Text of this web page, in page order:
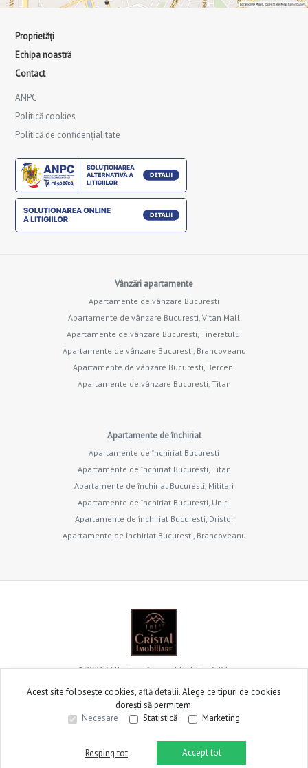
Proprietăți
Echipa noastră
Contact
ANPC
Politică cookies
Politică de confidențialitate
Vânzări apartamente
Apartamente de vânzare Bucuresti
Apartamente de vânzare Bucuresti, Vitan Mall
Apartamente de vânzare Bucuresti, Tineretului
Apartamente de vânzare Bucuresti, Brancoveanu
Apartamente de vânzare Bucuresti, Berceni
Apartamente de vânzare Bucuresti, Titan
Apartamente de închiriat
Apartamente de închiriat Bucuresti
Apartamente de închiriat Bucuresti, Titan
Apartamente de închiriat Bucuresti, Militari
Apartamente de închiriat Bucuresti, Unirii
Apartamente de închiriat Bucuresti, Dristor
Apartamente de închiriat Bucuresti, Brancoveanu
©2026Millenium General Holding S.R.L.
Site creat în
Acest site folosește cookies, află detalii.Alege ce tipuri de cookies
dorești să permitem:
Necesare
Statistică Marketing
Resping tot Accept tot